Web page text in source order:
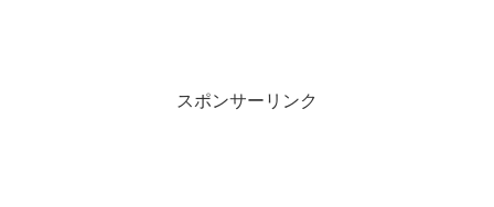
スポンサーリンク